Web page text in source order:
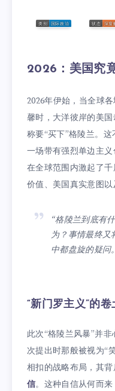
2026：美国究
2026年伊始，当全球
馨时，大洋彼岸的美
称要“买下”格陵兰。
一场带有强烈单边主
在全球范围内激起了
价值、美国真实意图
“格陵兰到底有
为？事情最终又
中都盘旋的疑问。
“新门罗主义”的
此次“格陵兰风暴”并
次提出时那般被视为“
相扣的战略布局，其背
信。这种自信从何而